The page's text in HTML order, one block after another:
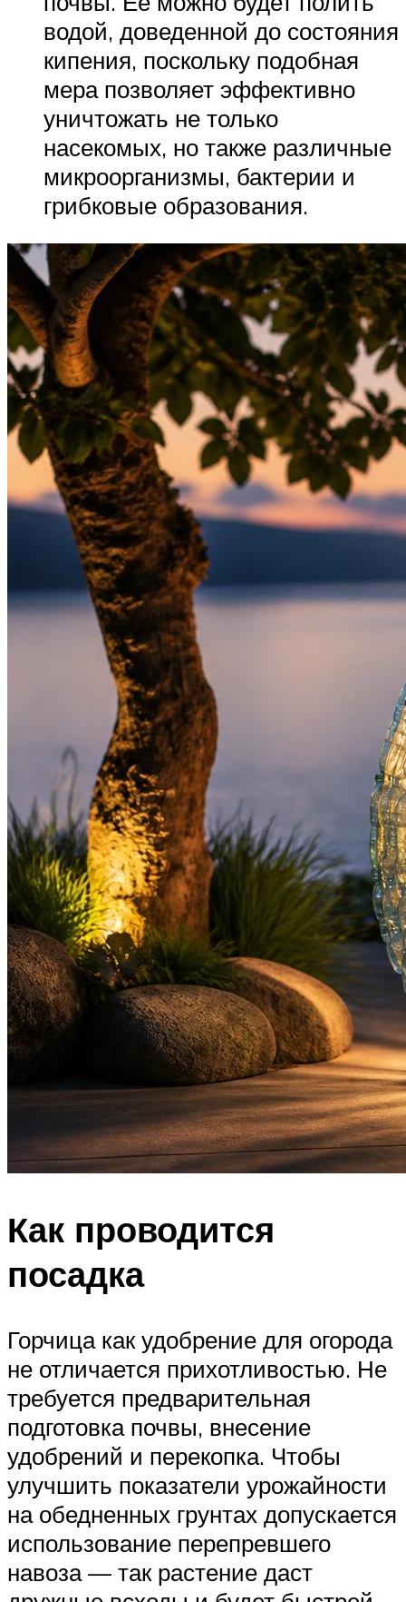
водой, доведенной до состояния
кипения, поскольку подобная
мера позволяет эффективно
уничтожать не только
насекомых, но также различные
микроорганизмы, бактерии и
грибковые образования.
Как проводится
посадка
Горчица как удобрение для огорода
не отличается прихотливостью. Не
требуется предварительная
подготовка почвы, внесение
удобрений и перекопка. Чтобы
улучшить показатели урожайности
на обедненных грунтах допускается
использование перепревшего
навоза — так растение даст